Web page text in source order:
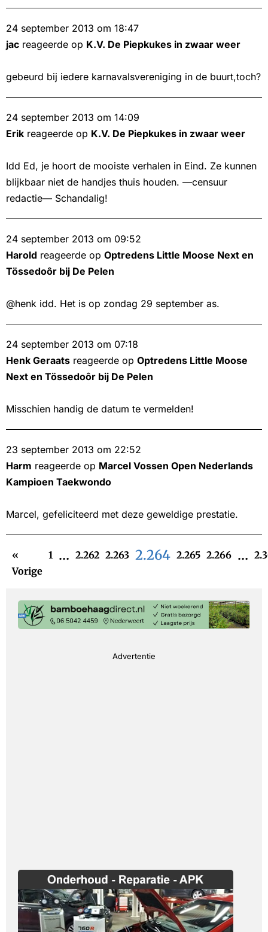
24 september 2013 om 18:47
jac reageerde op K.V. De Piepkukes in zwaar weer
gebeurd bij iedere karnavalsvereniging in de buurt,toch?
24 september 2013 om 14:09
Erik reageerde op K.V. De Piepkukes in zwaar weer
Idd Ed, je hoort de mooiste verhalen in Eind. Ze kunnen
blijkbaar niet de handjes thuis houden. —censuur
redactie— Schandalig!
24 september 2013 om 09:52
Harold reageerde op Optredens Little Moose Next en
Tössedoôr bij De Pelen
@henk idd. Het is op zondag 29 september as.
24 september 2013 om 07:18
Henk Geraats reageerde op Optredens Little Moose
Next en Tössedoôr bij De Pelen
Misschien handig de datum te vermelden!
23 september 2013 om 22:52
Harm reageerde op Marcel Vossen Open Nederlands
Kampioen Taekwondo
Marcel, gefeliciteerd met deze geweldige prestatie.
«
Vorige
1 … 2.262 2.263 2.264 2.265 2.266 …
Advertentie